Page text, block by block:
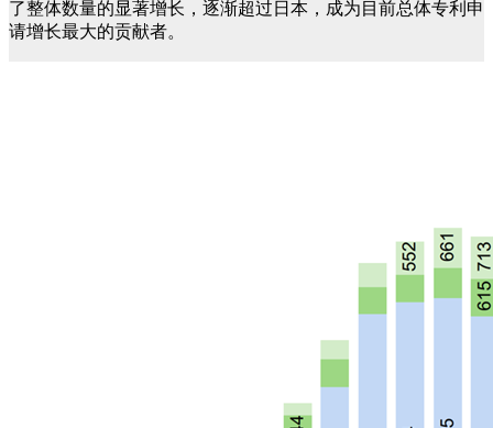
了整体数量的显著增长，逐渐超过日本，成为目前总体专利申
请增长最大的贡献者。